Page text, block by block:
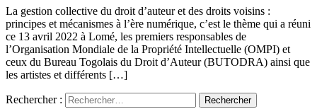
La gestion collective du droit d’auteur et des droits voisins :
principes et mécanismes à l’ère numérique, c’est le thème qui a réuni
ce 13 avril 2022 à Lomé, les premiers responsables de
l’Organisation Mondiale de la Propriété Intellectuelle (OMPI) et
ceux du Bureau Togolais du Droit d’Auteur (BUTODRA) ainsi que
les artistes et différents […]
Rechercher :